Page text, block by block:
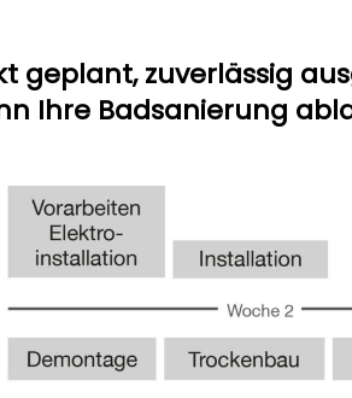
geplant, zuverlässig
Ihre Badsanierung